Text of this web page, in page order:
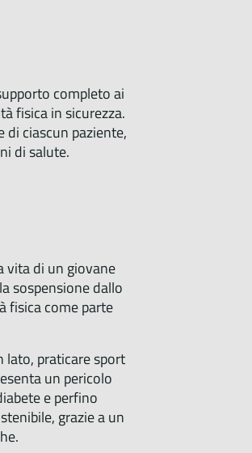
completo ai
fisica in sicurezza.
di ciascun paziente,
di salute.
vita di un giovane
sospensione dallo
fisica come parte
lato, praticare sport
un pericolo
e perfino
grazie a un